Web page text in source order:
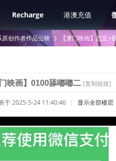
Recharge 港澳充值
原创作者作品公映
›
【澳门映画】恋足+
门映画】0100舔嘟嘟二 [复制链接]
于 2025-5-24 11:40:46 | 显示全部楼层